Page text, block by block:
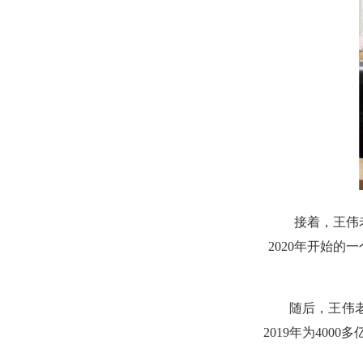
接着，王伟
2020年开始的
随后，王伟
2019年为4000多